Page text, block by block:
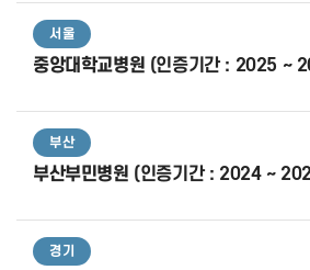
서울
중앙대학교병원 (인증기간 : 2025 ~
부산
부산부민병원 (인증기간 : 2024 ~
경기